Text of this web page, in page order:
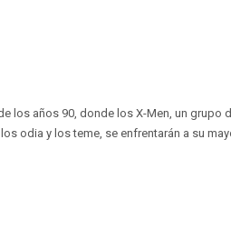
los años 90, donde los X-Men, un grupo
odia y los teme, se enfrentarán a su